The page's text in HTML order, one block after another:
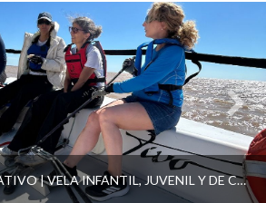
PROGRAMA RECREATIVO | VELA INFANTIL, JUVENIL Y DE CRUCERO 2026